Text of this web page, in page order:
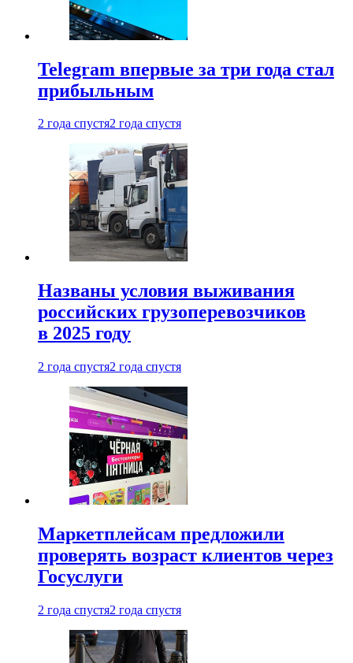
Telegram впервые за три года стал
прибыльным
2 года спустя2 года спустя
Названы условия выживания
российских грузоперевозчиков
в 2025 году
2 года спустя2 года спустя
Маркетплейсам предложили
проверять возраст клиентов через
Госуслуги
2 года спустя2 года спустя